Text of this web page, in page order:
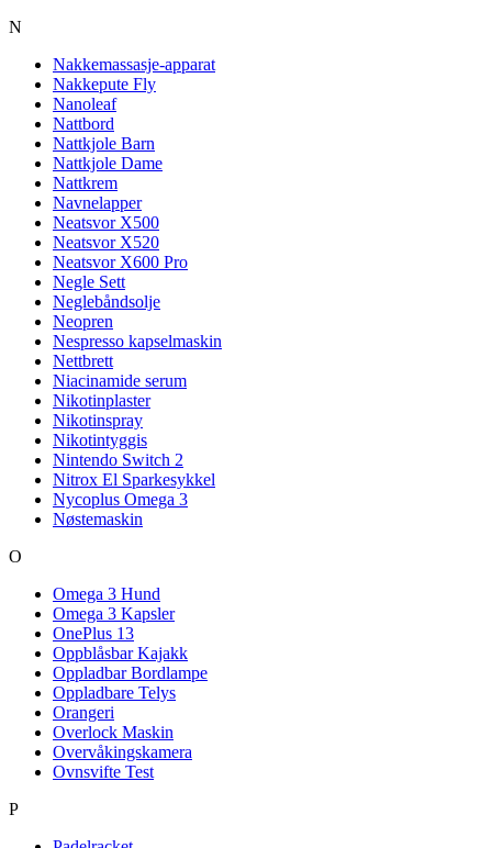
N
Nakkemassasje-apparat
Nakkepute Fly
Nanoleaf
Nattbord
Nattkjole Barn
Nattkjole Dame
Nattkrem
Navnelapper
Neatsvor X500
Neatsvor X520
Neatsvor X600 Pro
Negle Sett
Neglebåndsolje
Neopren
Nespresso kapselmaskin
Nettbrett
Niacinamide serum
Nikotinplaster
Nikotinspray
Nikotintyggis
Nintendo Switch 2
Nitrox El Sparkesykkel
Nycoplus Omega 3
Nøstemaskin
O
Omega 3 Hund
Omega 3 Kapsler
OnePlus 13
Oppblåsbar Kajakk
Oppladbar Bordlampe
Oppladbare Telys
Orangeri
Overlock Maskin
Overvåkingskamera
Ovnsvifte Test
P